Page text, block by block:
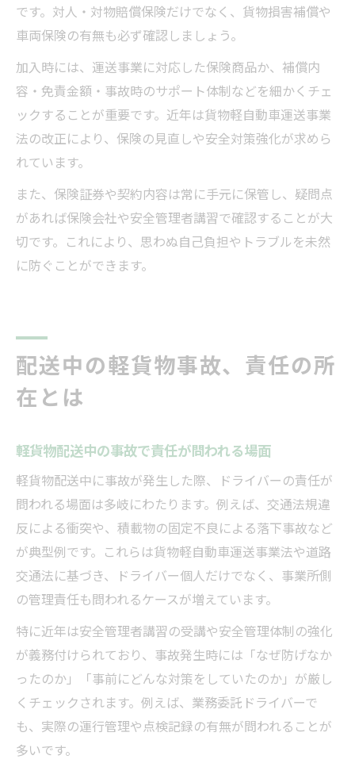
です。対人・対物賠償保険だけでなく、貨物損害補償や
車両保険の有無も必ず確認しましょう。
加入時には、運送事業に対応した保険商品か、補償内
容・免責金額・事故時のサポート体制などを細かくチェ
ックすることが重要です。近年は貨物軽自動車運送事業
法の改正により、保険の見直しや安全対策強化が求めら
れています。
また、保険証券や契約内容は常に手元に保管し、疑問点
があれば保険会社や安全管理者講習で確認することが大
切です。これにより、思わぬ自己負担やトラブルを未然
に防ぐことができます。
配送中の軽貨物事故、責任の所
在とは
軽貨物配送中の事故で責任が問われる場面
軽貨物配送中に事故が発生した際、ドライバーの責任が
問われる場面は多岐にわたります。例えば、交通法規違
反による衝突や、積載物の固定不良による落下事故など
が典型例です。これらは貨物軽自動車運送事業法や道路
交通法に基づき、ドライバー個人だけでなく、事業所側
の管理責任も問われるケースが増えています。
特に近年は安全管理者講習の受講や安全管理体制の強化
が義務付けられており、事故発生時には「なぜ防げなか
ったのか」「事前にどんな対策をしていたのか」が厳し
くチェックされます。例えば、業務委託ドライバーで
も、実際の運行管理や点検記録の有無が問われることが
多いです。